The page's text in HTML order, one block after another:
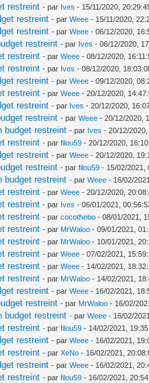
restreint - par Ives - 15/11/2020,
restreint - parWeee - 15/11/2020,
restreint - parWeee - 06/12/2020,
restreint - par Ives - 06/12/2020,
restreint - parWeee - 08/12/2020,
restreint - par Ives - 08/12/2020,
restreint - parWeee - 09/12/2020,
restreint - parWeee - 20/12/2020,
restreint - par Ives - 20/12/2020,
restreint - parWeee - 20/12/2020,
budget restreint - par Ives - 20/12/
restreint - parfilou59 - 20/12/2020,
restreint - parWeee - 20/12/2020,
restreint - parfilou59 - 15/02/2021,
budget restreint - parWeee - 16/02/
restreint - parWeee - 20/12/2020,
restreint - par Ives - 06/01/2021,
restreint - parcocothebo - 08/01/2021,
restreint - par MrWaloo - 09/01/2021,
restreint - par MrWaloo - 10/01/2021,
restreint - parWeee - 07/02/2021,
restreint - parWeee - 14/02/2021,
restreint - par MrWaloo - 14/02/2021,
restreint - parWeee - 16/02/2021,
restreint - par MrWaloo - 16/02/
budget restreint - parWeee - 16/02/
restreint - parfilou59 - 14/02/2021,
restreint - parWeee - 16/02/2021,
restreint - parXeNo - 16/02/2021,
restreint - parWeee - 16/02/2021,
restreint - parfilou59 - 16/02/2021,